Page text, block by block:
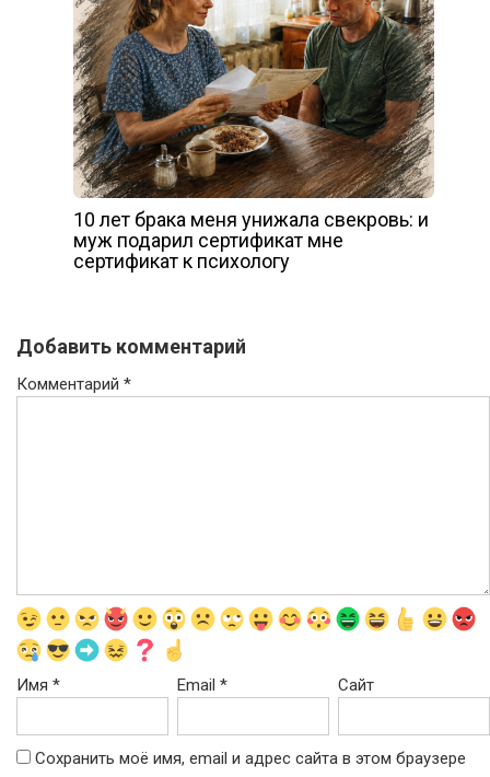
10 лет брака меня унижала свекровь: и
муж подарил сертификат мне
сертификат к психологу
Добавить комментарий
Комментарий *
Имя * Email* Сайт
Сохранить моё имя, email и адрес сайта в этом браузере